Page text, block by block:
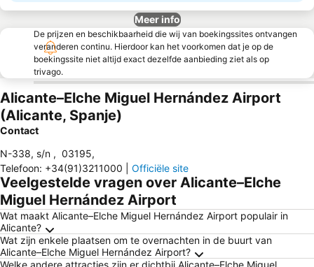
Meer info
De prijzen en beschikbaarheid die wij van boekingssites ontvangen
veranderen continu. Hierdoor kan het voorkomen dat je op de
boekingssite niet altijd exact dezelfde aanbieding ziet als op
trivago.
Alicante–Elche Miguel Hernández Airport
(Alicante, Spanje)
Contact
N-338, s/n , 03195,
Telefoon: +34(91)3211000 Officiële site
Veelgestelde vragen over Alicante–Elche
Miguel Hernández Airport
Wat maakt Alicante–Elche Miguel Hernández Airport populair in
Alicante?
Wat zijn enkele plaatsen om te overnachten in de buurt van
Alicante–Elche Miguel Hernández Airport?
Welke andere attracties zijn er dichtbij Alicante–Elche Miguel